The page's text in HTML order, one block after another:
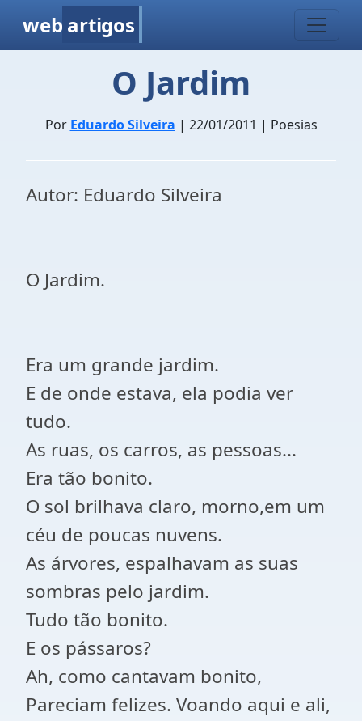
web artigos
O Jardim
Por Eduardo Silveira | 22/01/2011 | Poesias
Autor: Eduardo Silveira
O Jardim.
Era um grande jardim.
E de onde estava, ela podia ver
tudo.
As ruas, os carros, as pessoas...
Era tão bonito.
O sol brilhava claro, morno,em um
céu de poucas nuvens.
As árvores, espalhavam as suas
sombras pelo jardim.
Tudo tão bonito.
E os pássaros?
Ah, como cantavam bonito,
Pareciam felizes. Voando aqui e ali,